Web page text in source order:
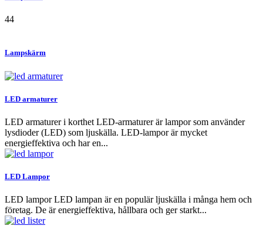
44
Lampskärm
LED armaturer
LED armaturer i korthet LED-armaturer är lampor som använder
lysdioder (LED) som ljuskälla. LED-lampor är mycket
energieffektiva och har en...
LED Lampor
LED lampor LED lampan är en populär ljuskälla i många hem och
företag. De är energieffektiva, hållbara och ger starkt...